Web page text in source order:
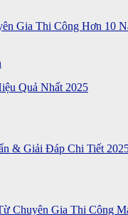
Gia Thi Công Hơn 10
Quả Nhất 2025
& Giải Đáp Chi Tiết
Chuyên Gia Thi Công